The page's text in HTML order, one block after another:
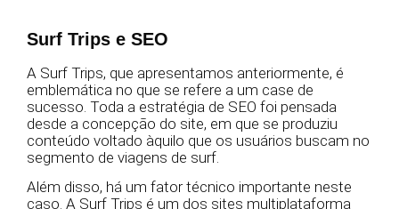
Surf Trips e SEO
A Surf Trips, que apresentamos anteriormente, é
emblemática no que se refere a um case de
sucesso. Toda a estratégia de SEO foi pensada
desde a concepção do site, em que se produziu
conteúdo voltado àquilo que os usuários buscam no
segmento de viagens de surf.
Além disso, há um fator técnico importante neste
caso. A Surf Trips é um dos sites multiplataforma